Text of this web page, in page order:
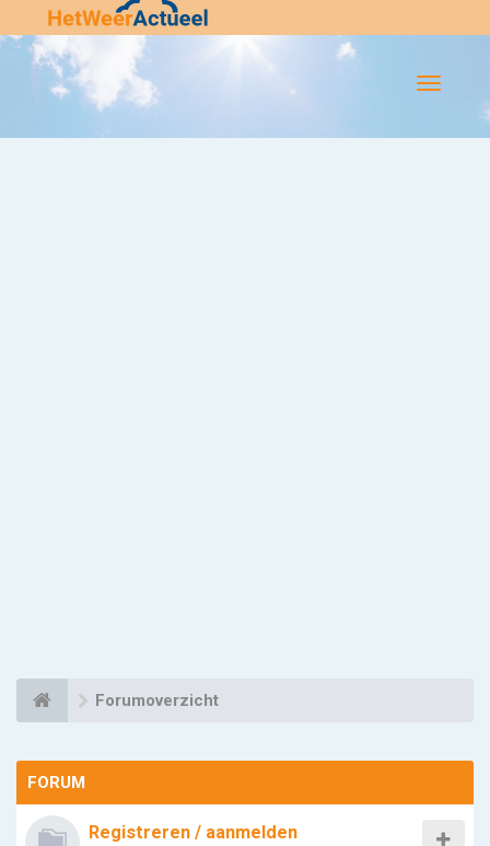
Flip-
Forumoverzicht
FORUM
Registreren / aanmelden